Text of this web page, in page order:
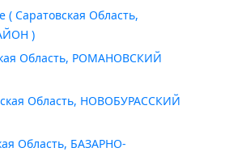
Саратовская Область,
)
Область, РОМАНОВСКИЙ
Область, НОВОБУРАССКИЙ
Область, БАЗАРНО-